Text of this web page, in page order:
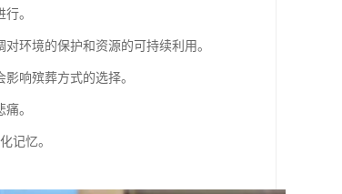
。
环境的保护和资源的可持续利用。
响殡葬方式的选择。
。
记忆。